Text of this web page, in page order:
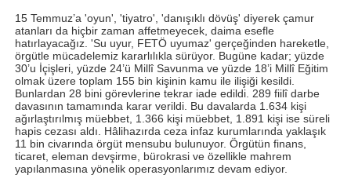
15 Temmuz’a 'oyun', 'tiyatro', 'danışıklı dövüş' diyerek çamur
atanları da hiçbir zaman affetmeyecek, daima esefle
hatırlayacağız. 'Su uyur, FETÖ uyumaz' gerçeğinden hareketle,
örgütle mücadelemiz kararlılıkla sürüyor. Bugüne kadar; yüzde
30’u İçişleri, yüzde 24’ü Millî Savunma ve yüzde 18’i Millî Eğitim
olmak üzere toplam 155 bin kişinin kamu ile ilişiği kesildi.
Bunlardan 28 bini görevlerine tekrar iade edildi. 289 fiilî darbe
davasının tamamında karar verildi. Bu davalarda 1.634 kişi
ağırlaştırılmış müebbet, 1.366 kişi müebbet, 1.891 kişi ise süreli
hapis cezası aldı. Hâlihazırda ceza infaz kurumlarında yaklaşık
11 bin civarında örgüt mensubu bulunuyor. Örgütün finans,
ticaret, eleman devşirme, bürokrasi ve özellikle mahrem
yapılanmasına yönelik operasyonlarımız devam ediyor.